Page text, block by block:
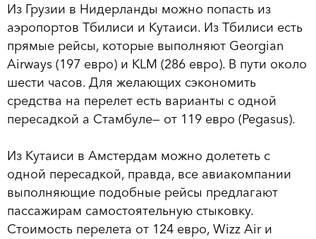
Из Грузии в Нидерланды можно попасть из
аэропортов Тбилиси и Кутаиси. Из Тбилиси есть
прямые рейсы, которые выполняют Georgian
Airways (197 евро) и KLM (286 евро). В пути около
шести часов. Для желающих сэкономить
средства на перелет есть варианты с одной
пересадкой а Стамбуле— от 119 евро (Pegasus).
Из Кутаиси в Амстердам можно долететь с
одной пересадкой, правда, все авиакомпании
выполняющие подобные рейсы предлагают
пассажирам самостоятельную стыковку.
Стоимость перелета от 124 евро, Wizz Air и